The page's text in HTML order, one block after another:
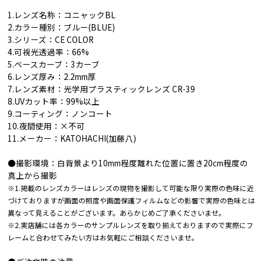
1.レンズ名称：コニャックBL
2.カラー種別：ブルー(BLUE)
3.シリーズ：CE COLOR
4.可視光透過率：66%
5.ベースカーブ：3カーブ
6.レンズ厚み：2.2mm厚
7.レンズ素材：光学用プラスティックレンズ CR-39
8.UVカット率：99%以上
9.コーティング：ノンコート
10.夜間使用：×不可
11.メーカー：KATOHACHI(加藤八)
●撮影環境：白背景より10mm程度離れた位置に置き20cm程度の
真上から撮影
※1.掲載のレンズカラーはレンズの現物を撮影して可能な限り実際の色味に近
づけておりますが画面の照度や画面保護フィルムなどの影響で実際の色味とは
異なって見えることがございます。あらかじめご了承くださいませ。
※2.実店舗には各カラーのサンプルレンズを取り揃えておりますので実際にフ
レームと合わせてみたい方はお気軽にご相談くださいませ。